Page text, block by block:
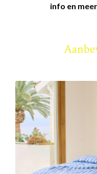
info en